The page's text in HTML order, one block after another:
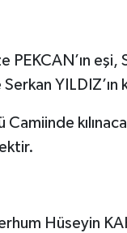
eşi,
YILDIZ’ın
Hüseyin